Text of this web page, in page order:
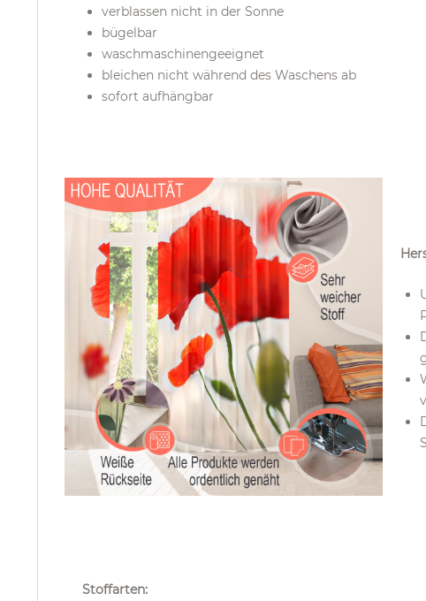
verblassen nicht in der Sonne
bügelbar
waschmaschinengeeignet
bleichen nicht während des Waschens ab
sofort aufhängbar
Stoffarten: